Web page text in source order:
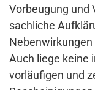
Vorbeugung und
sachliche
Auch liege keine
vorläufigen und